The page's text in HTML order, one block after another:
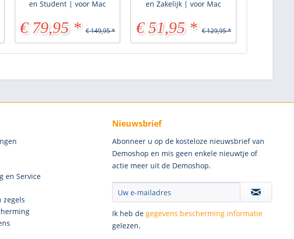
en Student | voor Mac
€ 79,95 * € 149,95 *
en Zakelijk | voor Mac
€ 51,95 * € 129,95 *
en Service
zegels
Nieuwsbrief
Abonneer u op de kosteloze nieuwsbrief van
Demoshop en mis geen enkele nieuwtje of
actie meer uit de Demoshop.
Ik heb de gegevens bescherming informatie
gelezen.